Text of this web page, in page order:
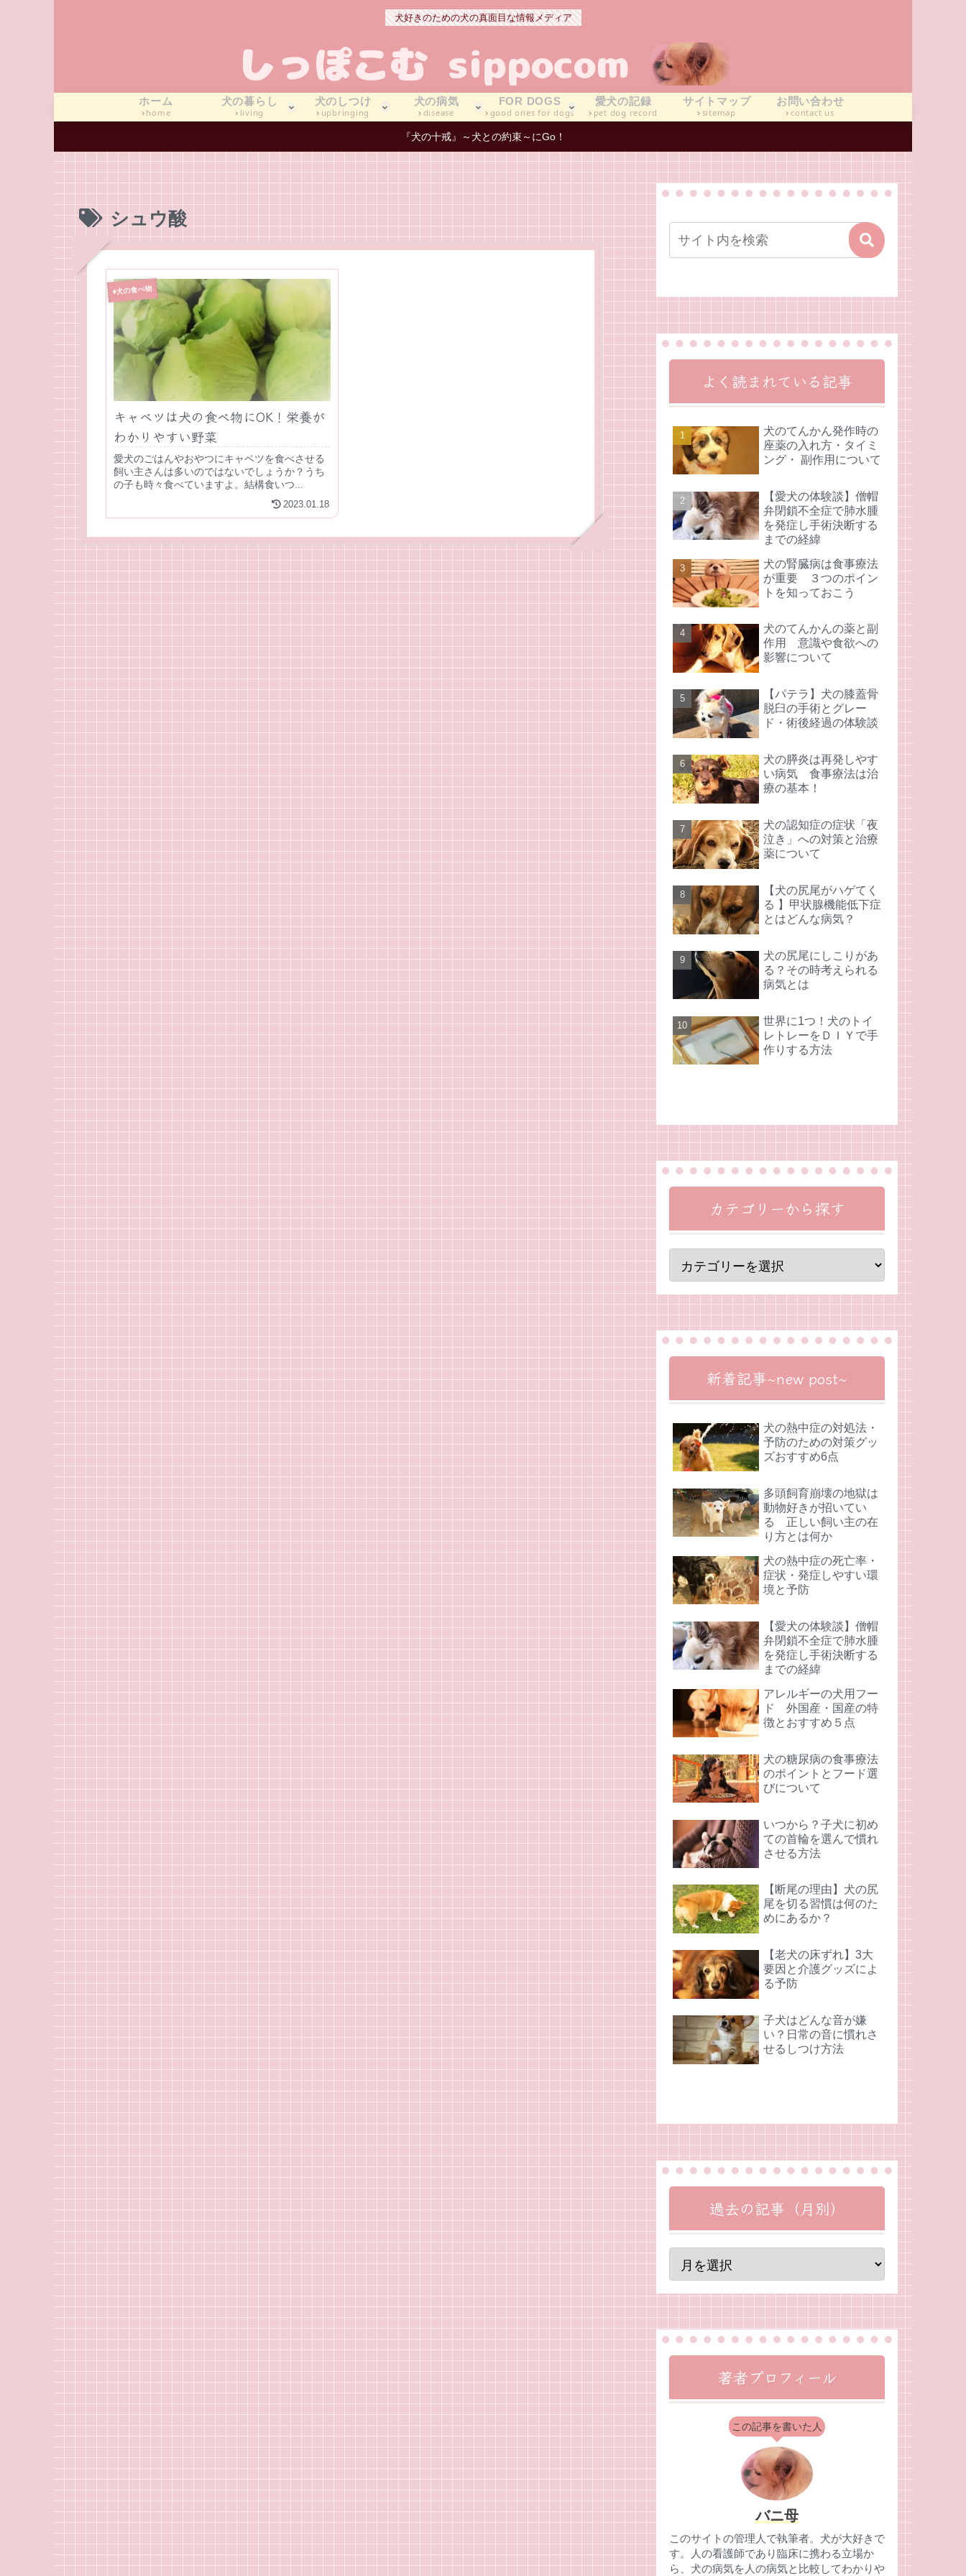
犬好きのための犬の真面目な情報メディア
ホーム
home
犬の暮らし
living
犬のしつけ
upbringing
犬の病気
disease
FOR DOGS
good ones for dogs
愛犬の記録
pet dog record
サイトマップ
sitemap
お問い合わせ
contact us
『犬の十戒』～犬との約束～にGo！
シュウ酸
♦犬の食べ物
キャベツは犬の食べ物にOK！栄養が
わかりやすい野菜
愛犬のごはんやおやつにキャベツを食べさせる
飼い主さんは多いのではないでしょうか？うち
の子も時々食べていますよ。結構食いつ...
2023.01.18
よく読まれている記事
犬のてんかん発作時の
座薬の入れ方・タイミ
ング・ 副作用について
【愛犬の体験談】僧帽
弁閉鎖不全症で肺水腫
を発症し手術決断する
までの経緯
犬の腎臓病は食事療法
が重要 ３つのポイン
トを知っておこう
犬のてんかんの薬と副
作用 意識や食欲への
影響について
【パテラ】犬の膝蓋骨
脱臼の手術とグレー
ド・術後経過の体験談
犬の膵炎は再発しやす
い病気 食事療法は治
療の基本！
犬の認知症の症状「夜
泣き」への対策と治療
薬について
【犬の尻尾がハゲてく
る 】甲状腺機能低下症
とはどんな病気？
犬の尻尾にしこりがあ
る？その時考えられる
病気とは
世界に1つ！犬のトイ
レトレーをＤＩＹで手
作りする方法
カテゴリーから探す
新着記事~new post~
犬の熱中症の対処法・
予防のための対策グッ
ズおすすめ6点
多頭飼育崩壊の地獄は
動物好きが招いてい
る 正しい飼い主の在
り方とは何か
犬の熱中症の死亡率・
症状・発症しやすい環
境と予防
【愛犬の体験談】僧帽
弁閉鎖不全症で肺水腫
を発症し手術決断する
までの経緯
アレルギーの犬用フー
ド 外国産・国産の特
徴とおすすめ５点
犬の糖尿病の食事療法
のポイントとフード選
びについて
いつから？子犬に初め
ての首輪を選んで慣れ
させる方法
【断尾の理由】犬の尻
尾を切る習慣は何のた
めにあるか？
【老犬の床ずれ】3大
要因と介護グッズによ
る予防
子犬はどんな音が嫌
い？日常の音に慣れさ
せるしつけ方法
過去の記事（月別）
著者プロフィール
この記事を書いた人
バニ母
このサイトの管理人で執筆者。犬が大好きで
す。人の看護師であり臨床に携わる立場か
ら、犬の病気を人の病気と比較してわかりや